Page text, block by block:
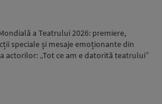
a Teatrului 2026: premiere,
speciale și mesaje emoționante din
actorilor: „Tot ce am e datorită teatrului”